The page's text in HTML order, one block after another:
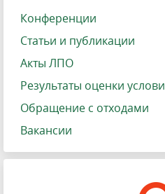
Конференции
Статьи и публикации
Акты ЛПО
Результаты оценки
Обращение с отходами
Вакансии